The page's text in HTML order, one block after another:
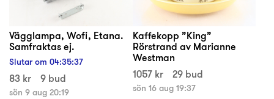
Vägglampa, Wofi, Etana.
Samfraktas ej.
Slutar om 04:35:37
83 kr 9 bud
sön 9 aug 20:19
Kaffekopp ”King”
Rörstrand av Marianne
Westman
1057 kr
29 bud
sön 16 aug 19:37